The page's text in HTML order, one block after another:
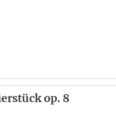
op. 8